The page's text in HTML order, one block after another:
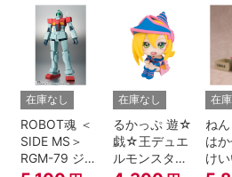
地球連邦軍V-
SP09 一般兵
士＆連邦兵専
用バイク
在庫なし
ROBOT魂 ＜
SIDE MS＞
RGM-79 ジム
在庫なし
るかっぷ 遊☆
戯☆王デュエ
ルモンスター
在
ね
は
け